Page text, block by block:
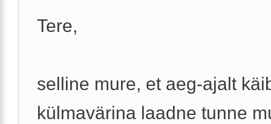
Tere,
selline mure, et aeg-ajalt
külmavärina laadne tunne